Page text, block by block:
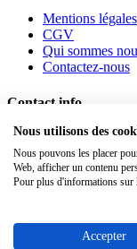
Mentions légales
CGV
Qui sommes
Contactez-nous
Contact info
Passage
Tel : +32
Fax : +32
Nous utilisons des
Nous pouvons les placer
Web, afficher un contenu
Pour plus d'informations sur
Accepter